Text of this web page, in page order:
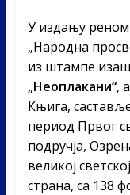
У издању
„Народна
из штампе
„Неоплакани“,
Књига,
период Првог
подручја,
великој
страна, са 138